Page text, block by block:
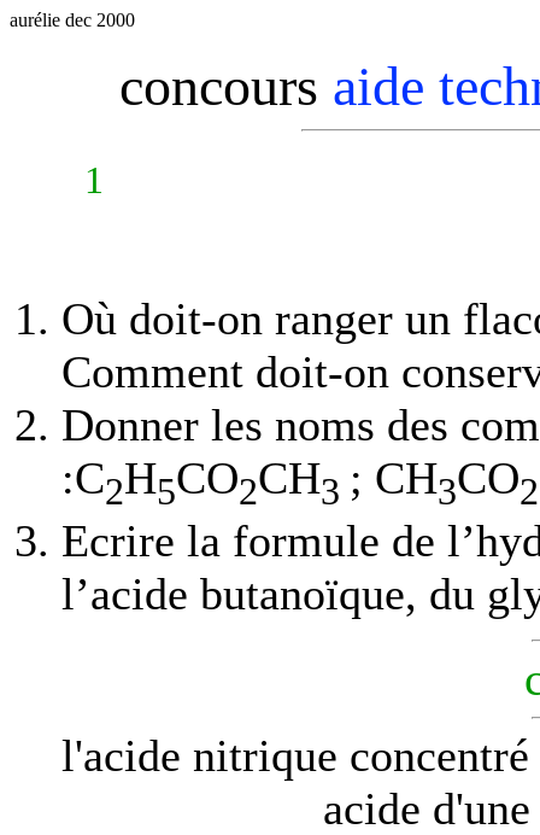
aurélie dec 2000
concours aide
1
Où doit-on ranger un
Comment doit-on
Donner les noms des
:C2H5CO2CH3 ; CH3CO2
Ecrire la formule de
l’acide butanoïque, du
l'acide nitrique
acide